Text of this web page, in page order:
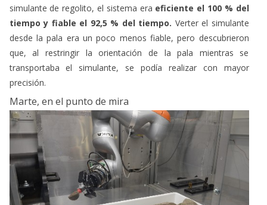
simulante de regolito, el sistema era eficiente el 100 % del
tiempo y fiable el 92,5 % del tiempo. Verter el simulante
desde la pala era un poco menos fiable, pero descubrieron
que, al restringir la orientación de la pala mientras se
transportaba el simulante, se podía realizar con mayor
precisión.
Marte, en el punto de mira